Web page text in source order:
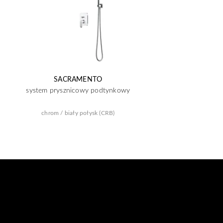
SACRAMENTO
system prysznicowy podtynkowy
chrom / biały połysk (CRB)